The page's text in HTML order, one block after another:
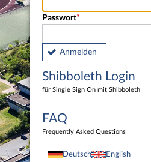
Passwort
Anmelden
Shibboleth Login
für Single Sign On mit Shibboleth
FAQ
Frequently Asked Questions
Deutsch English